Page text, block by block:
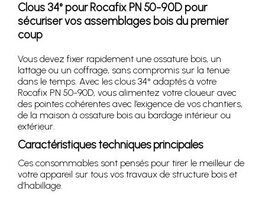
Clous 34° pour Rocafix PN 50-90D pour
sécuriser vos assemblages bois du premier
coup
Vous devez fixer rapidement une ossature bois, un
lattage ou un coffrage, sans compromis sur la tenue
dans le temps. Avec les clous 34° adaptés à votre
Rocafix PN 50-90D, vous alimentez votre cloueur avec
des pointes cohérentes avec l’exigence de vos chantiers,
de la maison à ossature bois au bardage intérieur ou
extérieur.
Caractéristiques techniques principales
Ces consommables sont pensés pour tirer le meilleur de
votre appareil sur tous vos travaux de structure bois et
d’habillage.